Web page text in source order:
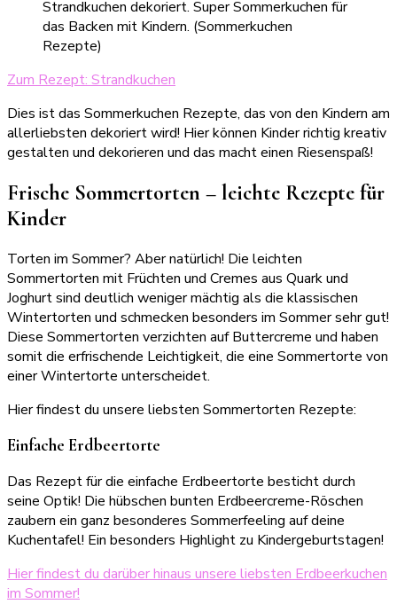
Zum Rezept: Strandkuchen
Dies ist das Sommerkuchen Rezepte, das von den Kindern am
allerliebsten dekoriert wird! Hier können Kinder richtig kreativ
gestalten und dekorieren und das macht einen Riesenspaß!
Frische Sommertorten – leichte Rezepte für
Kinder
Torten im Sommer? Aber natürlich! Die leichten
Sommertorten mit Früchten und Cremes aus Quark und
Joghurt sind deutlich weniger mächtig als die klassischen
Wintertorten und schmecken besonders im Sommer sehr gut!
Diese Sommertorten verzichten auf Buttercreme und haben
somit die erfrischende Leichtigkeit, die eine Sommertorte von
einer Wintertorte unterscheidet.
Hier findest du unsere liebsten Sommertorten Rezepte:
Einfache Erdbeertorte
Das Rezept für die einfache Erdbeertorte besticht durch
seine Optik! Die hübschen bunten Erdbeercreme-Röschen
zaubern ein ganz besonderes Sommerfeeling auf deine
Kuchentafel! Ein besonders Highlight zu Kindergeburtstagen!
Hier findest du darüber hinaus unsere liebsten Erdbeerkuchen
im Sommer!